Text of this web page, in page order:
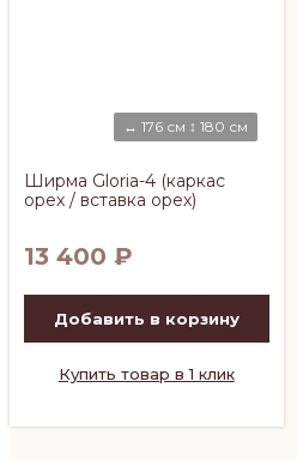
↔ 176 см ↕ 180 см
Ширма Gloria-4 (каркас
орех / вставка орех)
13 400 ₽
Добавить в корзину
Купить товар в 1 клик